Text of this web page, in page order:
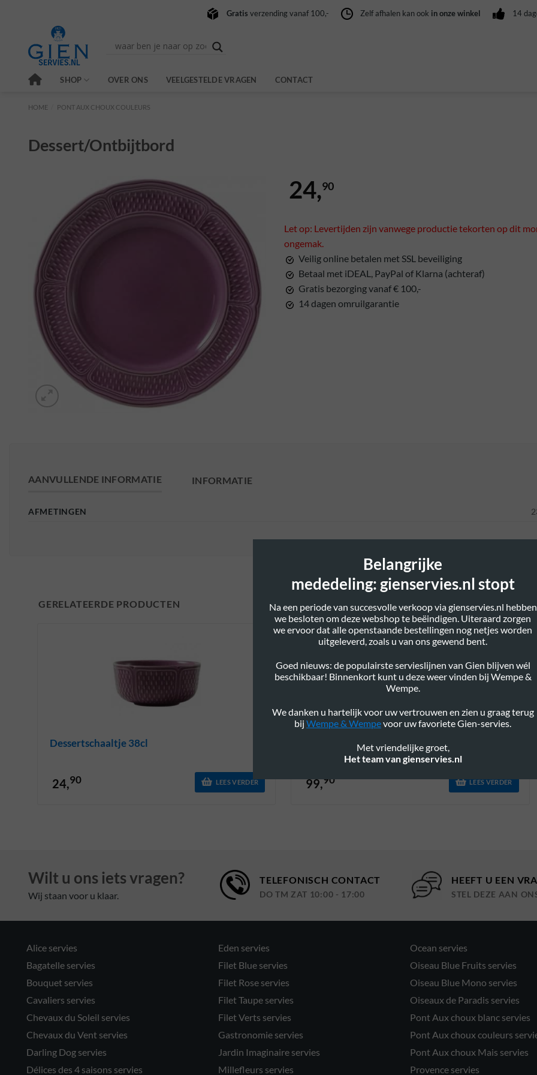
Gratis verzending vanaf 100,- Zelf afhalen kan ook in onze winkel 14
SHOP OVER ONS VEELGESTELDE VRAGEN CONTACT
HOME PONT AUX CHOUX COULEURS
Dessert/ontbijtbord
24,90
Let op: Levertijden zijn vanwege productie tekorten op dit
ongemak.
Veilig online betalen met SSL beveiliging
Betaal met iDEAL, PayPal of Klarna (achteraf)
Gratis bezorging vanaf € 100,-
14 dagen omruilgarantie
AANVULLENDE INFORMATIE INFORMATIE
AFMETINGEN
GERELATEERDE PRODUCTEN
Dessertschaaltje 38cl
24,90 LEES VERDER
Open Groenteschaal 1
99,90 LEES VERDER
Wilt u ons iets vragen?
Wij staan voor u klaar.
TELEFONISCH CONTACT
DO TM ZAT 10:00 - 17:00
HEEFT U EEN
STEL DEZE AAN
Alice servies
Bagatelle servies
Bouquet servies
Cavaliers servies
Chevaux du Soleil servies
Chevaux du Vent servies
Darling Dog servies
Délices des 4 saisons servies
Eden servies
Filet Blue servies
Filet Rose servies
Filet Taupe servies
Filet Verts servies
Gastronomie servies
Jardin Imaginaire servies
Millefleurs servies
Ocean servies
Oiseau Blue Fruits servies
Oiseau Blue Mono servies
Oiseaux de Paradis servies
Pont Aux choux blanc servies
Pont Aux choux couleurs
Pont Aux choux Mais servies
Provence servies
Belangrijke
mededeling: gienservies.nl stopt
Na een periode van succesvolle verkoop via gienservies.nl hebben
we besloten om deze webshop te beëindigen. Uiteraard zorgen
we ervoor dat alle openstaande bestellingen nog netjes worden
uitgeleverd, zoals u van ons gewend bent.
Goed nieuws: de populairste servieslijnen van Gien blijven wél
beschikbaar! Binnenkort kunt u deze weer vinden bij Wempe &
Wempe.
We danken u hartelijk voor uw vertrouwen en zien u graag terug
bij Wempe & Wempevoor uw favoriete Gien-servies.
Met vriendelijke groet,
Het team van gienservies.nl